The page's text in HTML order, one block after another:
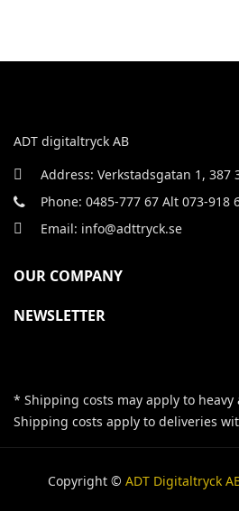
ADT digitaltryck AB
Address: Verkstadsgatan 1, 387
Phone: 0485-777 67 Alt 073-918
Email: info@adttryck.se
OUR COMPANY
NEWSLETTER
* Shipping costs may apply to
Shipping costs apply to deliveries
Copyright © ADT Digitaltryck